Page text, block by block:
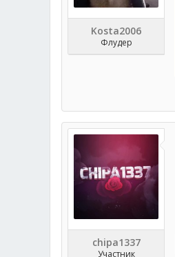
Kosta2006
Флудер
chipa1337
Участник